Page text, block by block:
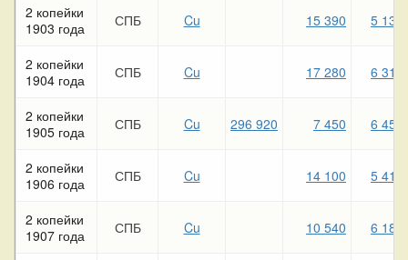
2 копейки
1903 года
СПБ Cu 15 390 5 130
2 копейки
1904 года
СПБ Cu 17 280 6 310
2 копейки
1905 года
СПБ Cu 296 920 7 450 6 450
2 копейки
1906 года
СПБ Cu 14 100 5 410
2 копейки
1907 года
СПБ Cu 10 540 6 180